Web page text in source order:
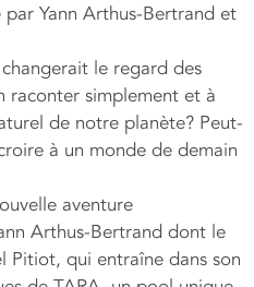
Yann Arthus-Bertrand et
le regard des
raconter simplement et à
de notre planète? Peut-
à un monde de demain
aventure
Arthus-Bertrand dont le
Pitiot, qui entraîne dans son